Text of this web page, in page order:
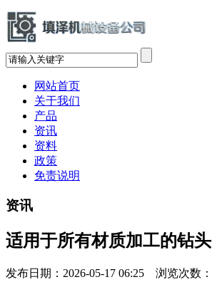
网站首页
关于我们
产品
资讯
资料
政策
免责说明
资讯
适用于所有材质加工的钻头
发布日期：2026-05-17 06:25 浏览次数：